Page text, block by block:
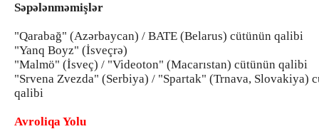
Səpələnməmişlər
"Qarabağ" (Azərbaycan) / BATE (Belarus) cütünün qalibi
"Yanq Boyz" (İsveçrə)
"Malmö" (İsveç) / "Videoton" (Macarıstan) cütünün qalibi
"Srvena Zvezda" (Serbiya) / "Spartak" (Trnava, Slovakiya)
qalibi
Avroliqa Yolu